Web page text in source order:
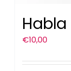
€10,00